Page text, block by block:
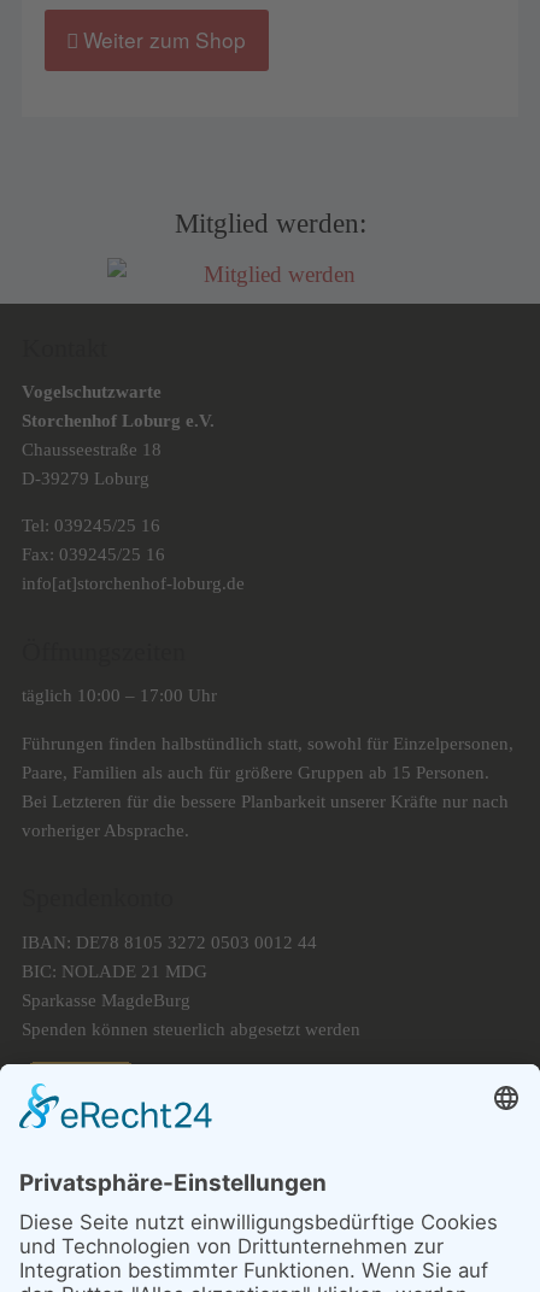
Weiter zum Shop
Mitglied werden:
Vogelschutzwarte
Storchenhof Loburg e.V.
Chausseestraße 18
D-39279 Loburg
Tel: 039245/25 16
Fax: 039245/25 16
info[at]storchenhof-loburg.de
täglich 10:00 – 17:00 Uhr
Führungen finden halbstündlich statt, sowohl für Einzelpersonen,
Paare, Familien als auch für größere Gruppen ab 15 Personen.
Bei Letzteren für die bessere Planbarkeit unserer Kräfte nur nach
vorheriger Absprache.
IBAN: DE78 8105 3272 0503 0012 44
BIC: NOLADE 21 MDG
Sparkasse MagdeBurg
Spenden können steuerlich abgesetzt werden
© 1987 – 2025
Storchenhof Loburg e.V.